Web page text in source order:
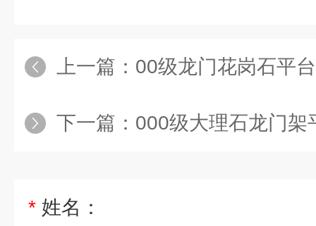
上一篇： 00级龙门花岗石平台
下一篇： 000级大理石龙门架
* 姓名：